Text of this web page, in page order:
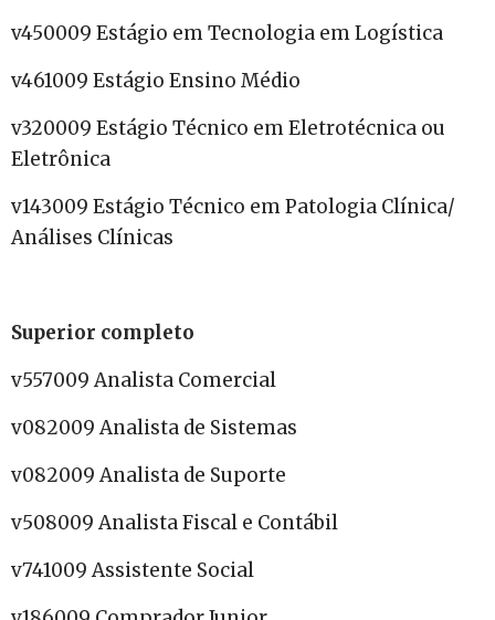
v450009 Estágio em Tecnologia em Logística
v461009 Estágio Ensino Médio
v320009 Estágio Técnico em Eletrotécnica ou
Eletrônica
v143009 Estágio Técnico em Patologia Clínica/
Análises Clínicas
Superior completo
v557009 Analista Comercial
v082009 Analista de Sistemas
v082009 Analista de Suporte
v508009 Analista Fiscal e Contábil
v741009 Assistente Social